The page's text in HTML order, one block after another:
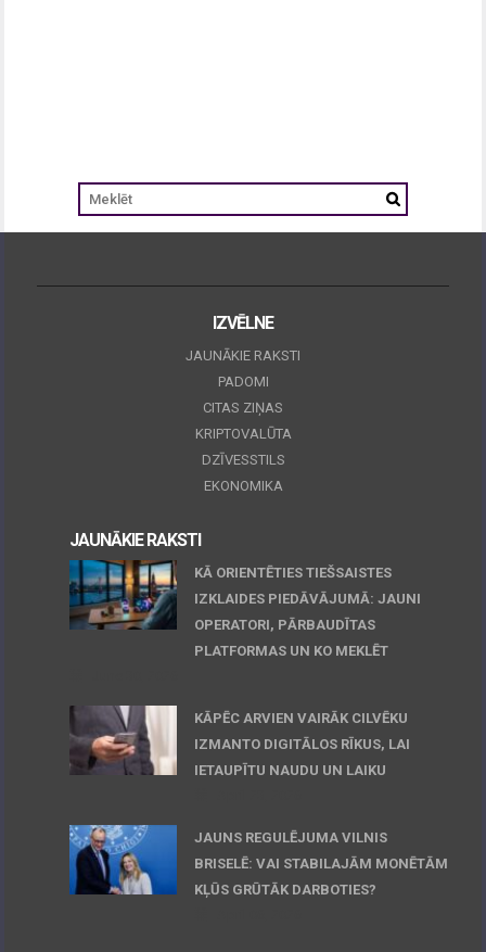
IZVĒLNE
JAUNĀKIE RAKSTI
PADOMI
CITAS ZIŅAS
KRIPTOVALŪTA
DZĪVESSTILS
EKONOMIKA
JAUNĀKIE RAKSTI
KĀ ORIENTĒTIES TIEŠSAISTES
IZKLAIDES PIEDĀVĀJUMĀ: JAUNI
OPERATORI, PĀRBAUDĪTAS
PLATFORMAS UN KO MEKLĒT
KĀPĒC ARVIEN VAIRĀK CILVĒKU
IZMANTO DIGITĀLOS RĪKUS, LAI
IETAUPĪTU NAUDU UN LAIKU
JAUNS REGULĒJUMA VILNIS
BRISELĒ: VAI STABILAJĀM MONĒTĀM
KĻŪS GRŪTĀK DARBOTIES?